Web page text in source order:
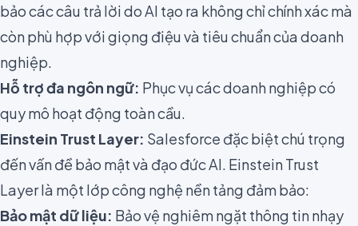
bảo các câu trả lời do AI tạo ra không chỉ chính xác mà
còn phù hợp với giọng điệu và tiêu chuẩn của doanh
nghiệp.
Hỗ trợ đa ngôn ngữ: Phục vụ các doanh nghiệp có
quy mô hoạt động toàn cầu.
Einstein Trust Layer: Salesforce đặc biệt chú trọng
đến vấn đề bảo mật và đạo đức AI. Einstein Trust
Layer là một lớp công nghệ nền tảng đảm bảo:
Bảo mật dữ liệu: Bảo vệ nghiêm ngặt thông tin nhạy